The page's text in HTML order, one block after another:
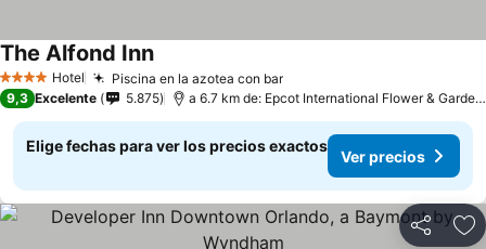
4 EstrellasHotel Piscina en la azotea con bar
The Alfond Inn
9,3 Excelente 5.875 a 6.7 km de: Epcot International Flower & Garden Festival
Elige fechas para ver los precios exactos
Ver precios
Compartir